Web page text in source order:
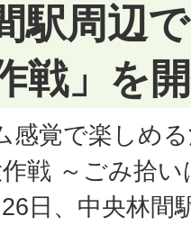
駅周辺
戦」を
感覚で楽しめ
作戦 ～ごみ拾
日、中央林間